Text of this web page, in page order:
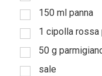
150 ml panna
1 cipolla rossa
50 g
sale